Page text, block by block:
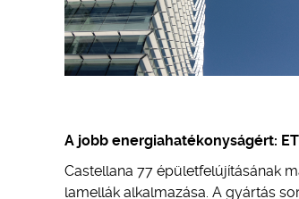
A jobb energiahatékonyságért:
Castellana 77 épületfelújításának
lamellák alkalmazása. A gyártás